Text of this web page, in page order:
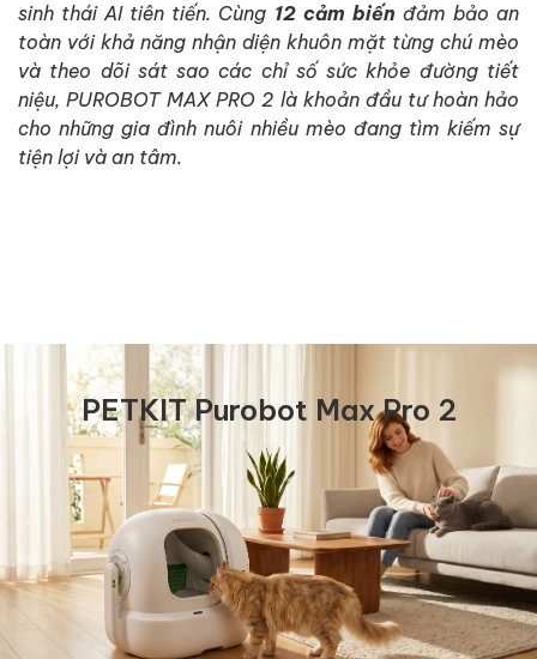
sinh thái AI tiên tiến. Cùng 12 cảm biến đảm bảo an
toàn với khả năng nhận diện khuôn mặt từng chú mèo
và theo dõi sát sao các chỉ số sức khỏe đường tiết
niệu, PUROBOT MAX PRO 2 là khoản đầu tư hoàn hảo
cho những gia đình nuôi nhiều mèo đang tìm kiếm sự
tiện lợi và an tâm.
PETKIT Purobot Max Pro 2